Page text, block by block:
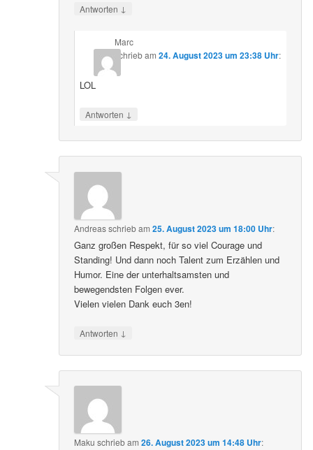
Antworten ↓
Marc
schriebam 24. August 2023 um 23:38 Uhr:
LOL
Antworten ↓
Andreasschriebam25. August 2023 um 18:00 Uhr:
Ganz großen Respekt, für so viel Courage und
Standing! Und dann noch Talent zum Erzählen und
Humor. Eine der unterhaltsamsten und
bewegendsten Folgen ever.
Vielen vielen Dank euch 3en!
Antworten ↓
Maku schriebam26. August 2023 um 14:48 Uhr: